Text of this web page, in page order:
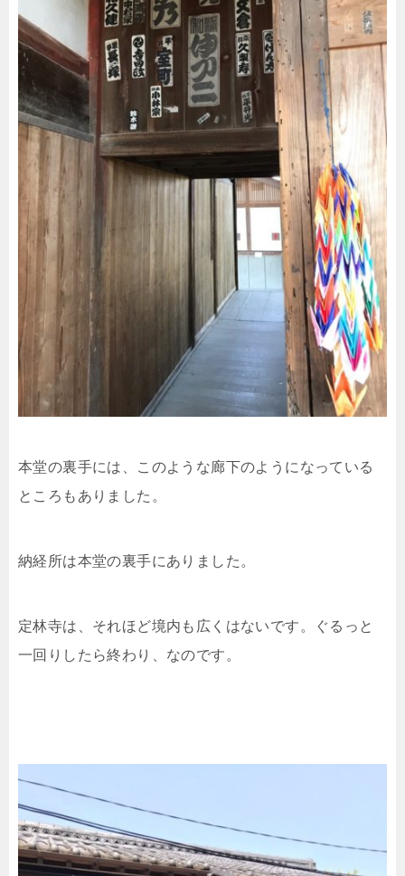
本堂の裏手には、このような廊下のようになっている
ところもありました。
納経所は本堂の裏手にありました。
定林寺は、それほど境内も広くはないです。ぐるっと
一回りしたら終わり、なのです。